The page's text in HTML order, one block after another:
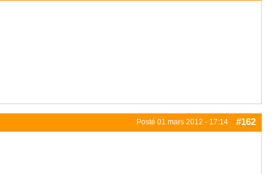
Posté 01 mars 2012 - 17:14 #162